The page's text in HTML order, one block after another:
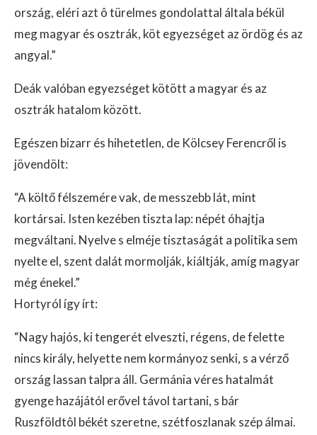
ország, eléri azt ô türelmes gondolattal általa békül
meg magyar és osztrák, köt egyezséget az ördög és az
angyal.”
Deák valóban egyezséget kötött a magyar és az
osztrák hatalom között.
Egészen bizarr és hihetetlen, de Kölcsey Ferencről is
jövendölt:
“A költő félszemére vak, de messzebb lát, mint
kortársai. Isten kezében tiszta lap: népét óhajtja
megváltani. Nyelve s elméje tisztaságát a politika sem
nyelte el, szent dalát mormolják, kiáltják, amíg magyar
még énekel.”
Hortyról így írt:
“Nagy hajós, ki tengerét elveszti, régens, de felette
nincs király, helyette nem kormányoz senki, s a vérző
ország lassan talpra áll. Germánia véres hatalmát
gyenge hazájától erővel távol tartani, s bár
Ruszföldtôl békét szeretne, szétfoszlanak szép álmai.